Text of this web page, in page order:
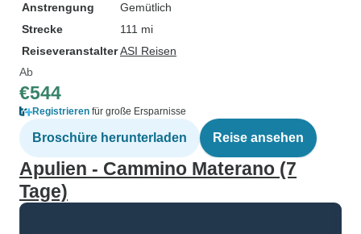
Anstrengung
Gemütlich
Strecke
111 mi
ReiseveranstalterASI Reisen
Ab
€544
Registrieren für große Ersparnisse
Broschüre herunterladen Reise ansehen
Apulien - Cammino Materano (7
Tage)